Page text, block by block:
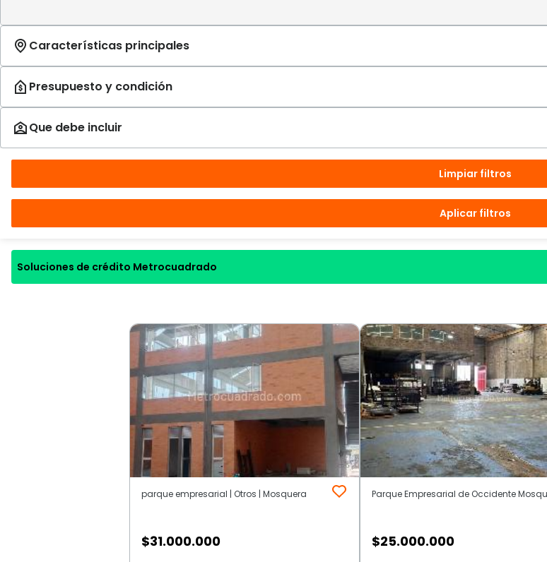
Limpiar filtros
Aplicar filtros
Soluciones de crédito Metrocuadrado
parque empresarial | Otros | Mosquera
$31.000.000 $25.000.000